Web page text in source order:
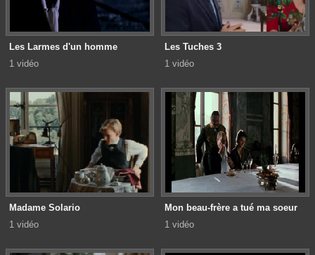
Les Larmes d'un homme
1 vidéo
Les Tuches 3
1 vidéo
Madame Solario
1 vidéo
Mon beau-frère a tué ma soeur
1 vidéo